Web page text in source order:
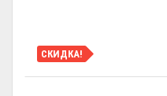
СКИДКА!